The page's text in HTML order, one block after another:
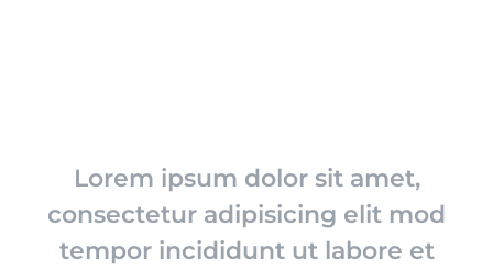
Lorem ipsum dolor sit amet,
consectetur adipisicing elit mod
tempor incididunt ut labore et